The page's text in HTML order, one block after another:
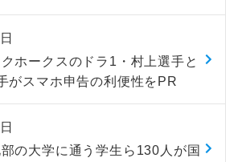
ホークスのドラ1・村上選手と
がスマホ申告の利便性をPR
の大学に通う学生ら130人が国